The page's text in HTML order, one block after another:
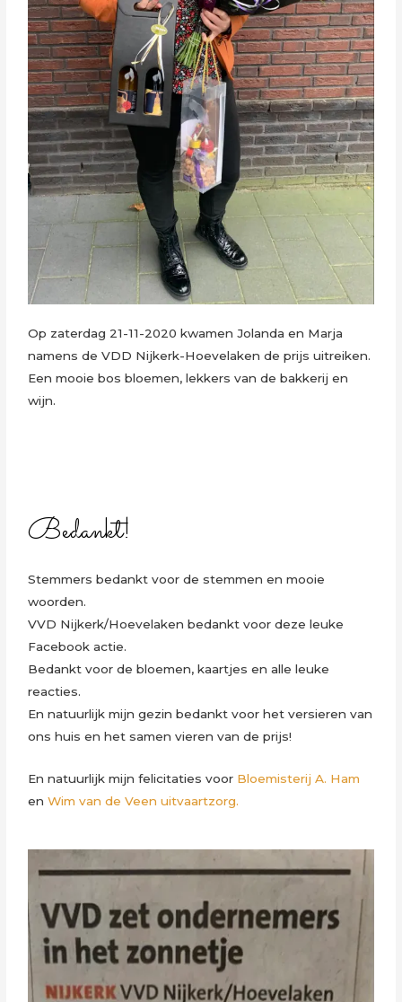
Op zaterdag 21-11-2020 kwamen Jolanda en Marja
namens de VDD Nijkerk-Hoevelaken de prijs uitreiken.
Een mooie bos bloemen, lekkers van de bakkerij en
wijn.
Bedankt!
Stemmers bedankt voor de stemmen en mooie
woorden.
VVD Nijkerk/Hoevelaken bedankt voor deze leuke
Facebook actie.
Bedankt voor de bloemen, kaartjes en alle leuke
reacties.
En natuurlijk mijn gezin bedankt voor het versieren van
ons huis en het samen vieren van de prijs!
En natuurlijk mijn felicitaties voor Bloemisterij A. Ham
enWim van de Veen uitvaartzorg.